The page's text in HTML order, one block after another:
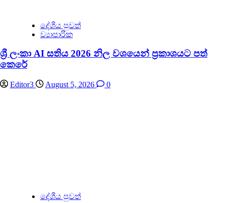
දේශීය පුවත්
ව්‍යාපාරික
ශ්‍රී ලංකා AI සතිය 2026 නිල වශයෙන් ප්‍රකාශයට පත්
කෙරේ
Editor3 August 5, 2026 0
දේශීය පුවත්